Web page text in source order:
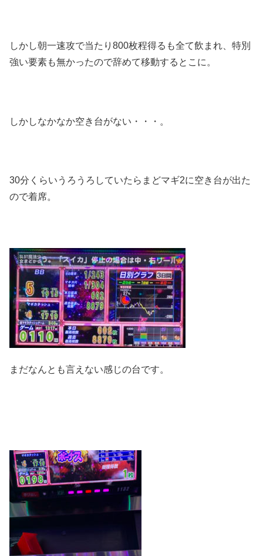
しかし朝一速攻で当たり800枚程得るも全て飲まれ、特別
強い要素も無かったので辞めて移動するとこに。
しかしなかなか空き台がない・・・。
30分くらいうろうろしていたらまどマギ2に空き台が出た
ので着席。
まだなんとも言えない感じの台です。